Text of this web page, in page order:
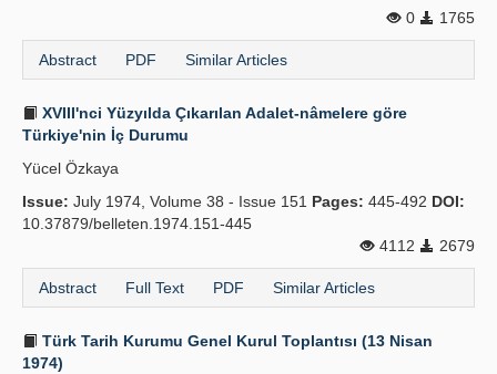
0
1765
Abstract PDF Similar Articles
XVIII'nci Yüzyılda Çıkarılan Adalet-nâmelere göre
Türkiye'nin İç Durumu
Yücel Özkaya
Issue: July 1974, Volume 38 - Issue 151 Pages: 445-492 DOI:
10.37879/belleten.1974.151-445
4112
2679
Abstract Full Text PDF Similar Articles
Türk Tarih Kurumu Genel Kurul Toplantısı (13 Nisan
1974)